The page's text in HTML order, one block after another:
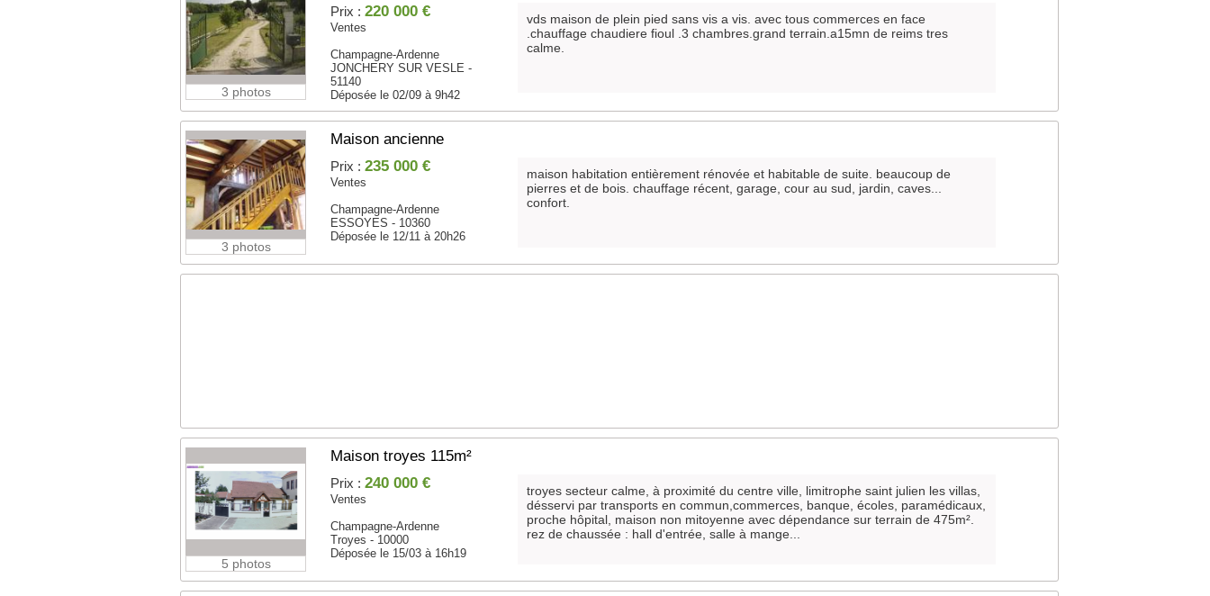
3 photos
Prix :220 000 €
Ventes
Champagne-Ardenne
JONCHERY SUR VESLE -
51140
Déposée le 02/09 à 9h42
vds maison de plein pied sans vis a vis. avec tous commerces en face
.chauffage chaudiere fioul .3 chambres.grand terrain.a15mn de reims tres
calme.
3 photos
Maison ancienne
Prix :235 000 €
Ventes
Champagne-Ardenne
ESSOYES - 10360
Déposée le 12/11 à 20h26
maison habitation entièrement rénovée et habitable de suite. beaucoup de
pierres et de bois. chauffage récent, garage, cour au sud, jardin, caves...
confort.
5 photos
Maison troyes 115m²
Prix :240 000 €
Ventes
Champagne-Ardenne
Troyes - 10000
Déposée le 15/03 à 16h19
troyes secteur calme, à proximité du centre ville, limitrophe saint julien les villas,
désservi par transports en commun,commerces, banque, écoles, paramédicaux,
proche hôpital, maison non mitoyenne avec dépendance sur terrain de 475m².
rez de chaussée : hall d'entrée, salle à mange...